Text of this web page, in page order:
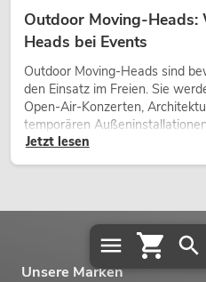
Outdoor Moving-
Heads bei Events
Outdoor Moving-Heads sind
den Einsatz im Freien. Sie
Open-Air-Konzerten,
temporären
Jetzt lesen
Unsere Marken